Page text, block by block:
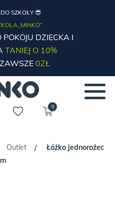
SZKOŁY 😎
DZIECKA I
TANIEJ O 10%
0ZŁ
0
Outlet /
Łóżko jednorożec